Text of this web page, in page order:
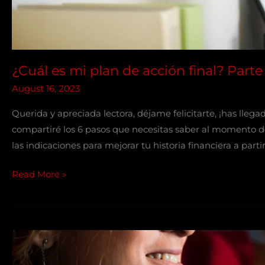
¿Cuál es mi plan de acción final? Parte
August 16, 2023
Querida y apreciada lectora, déjame felicitarte, ¡has
compartiré los 6 pasos que necesitas saber al momento
las indicaciones para mejorar tu historia financiera a
Read More »
¿Cómo
disminuir